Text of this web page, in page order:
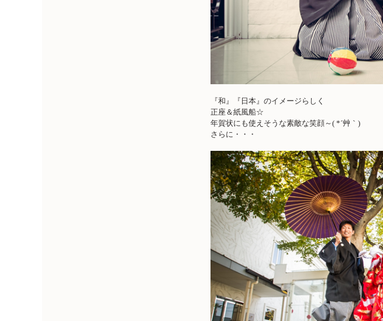
『和』『日本』のイメージらしく
正座＆紙風船☆
年賀状にも使えそうな素敵な笑顔～( *´艸｀)
さらに・・・